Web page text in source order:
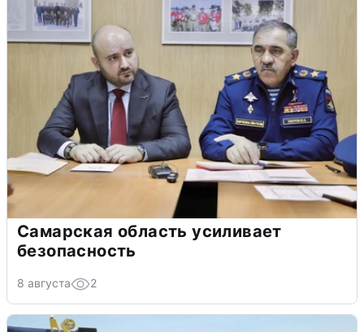
Самарская область усиливает
безопасность
8 августа 2